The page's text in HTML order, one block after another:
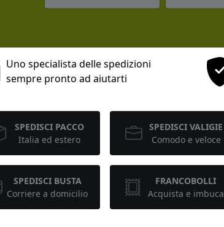
Uno specialista delle spedizioni
sempre pronto ad aiutarti
SPEDISCI PACCO
Italia ed estero
SPEDISCI VALIGIE
Comodo e veloce
SPEDISCI BUSTA
Corriere a domicilio
FRANCOBOLLI
Acquista e imbuca